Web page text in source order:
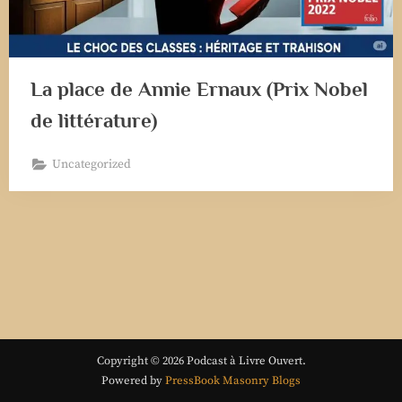
La place de Annie Ernaux (Prix Nobel
de littérature)
Uncategorized
Copyright © 2026 Podcast à Livre Ouvert.
Powered byPressBook Masonry Blogs